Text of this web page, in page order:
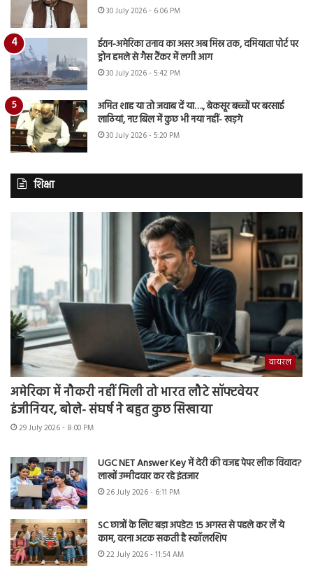
30 July 2026 - 6:06 PM
ईरान-अमेरिका तनाव का असर अब मिस्र तक, दमियाता पोर्ट पर
ड्रोन हमले से गैस टैंकर में लगी आग
30 July 2026 - 5:42 PM
अमित शाह या तो जवाब दें या…., बेकसूर बच्चों पर बरसाई
लाठियां, नए बिल में कुछ भी नया नहीं- खड़गे
30 July 2026 - 5:20 PM
शिक्षा
वायरल
अमेरिका में नौकरी नहीं मिली तो भारत लौटे सॉफ्टवेयर
इंजीनियर, बोले- संघर्ष ने बहुत कुछ सिखाया
29 July 2026 - 8:00 PM
UGC NET Answer Key में देरी की वजह पेपर लीक विवाद?
लाखों उम्मीदवार कर रहे इंतजार
26 July 2026 - 6:11 PM
SC छात्रों के लिए बड़ा अपडेट! 15 अगस्त से पहले कर लें ये
काम, वरना अटक सकती है स्कॉलरशिप
22 July 2026 - 11:54 AM